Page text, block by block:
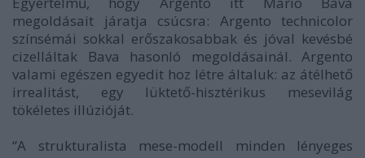
megoldásait járatja csúcsra: Argento technicolor
színsémái sokkal erőszakosabbak és jóval kevésbé
cizelláltak Bava hasonló megoldásainál. Argento
valami egészen egyedit hoz létre általuk: az átélhető
irrealitást, egy lüktető-hisztérikus mesevilág
tökéletes illúzióját.
“A strukturalista mese-modell minden lényeges